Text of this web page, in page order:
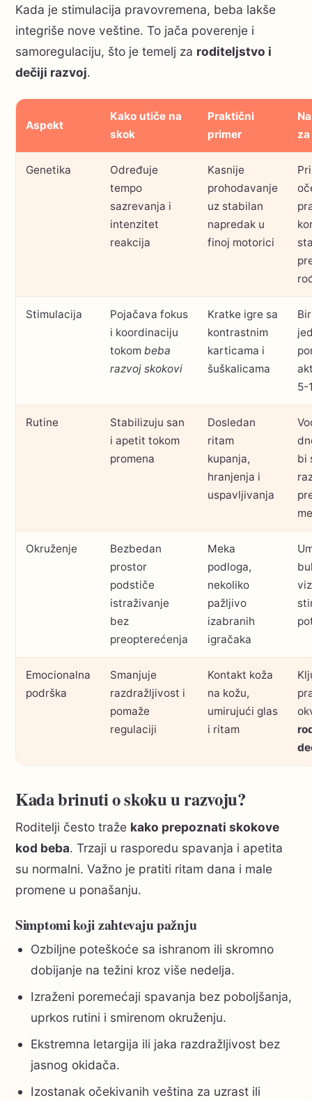
Kada je stimulacija pravovremena, beba lakše
integriše nove veštine. To jača poverenje i
samoregulaciju, što je temelj za roditeljstvo i
dečiji razvoj.
Aspekt
Kako utiče na
skok
Praktični
primer
Genetika
Određuje
tempo
sazrevanja i
intenzitet
reakcija
Kasnije
prohodavanje
uz stabilan
napredak u
finoj motorici
Stimulacija
Pojačava fokus
i koordinaciju
tokom beba
razvoj skokovi
Kratke igre sa
kontrastnim
karticama i
šuškalicama
5-
Rutine
Stabilizuju san
i apetit tokom
promena
Dosledan
ritam
kupanja,
hranjenja i
uspavljivanja
bi
Okruženje
Bezbedan
prostor
podstiče
istraživanje
bez
preopterećenja
Meka
podloga,
nekoliko
pažljivo
izabranih
igračaka
Emocionalna
podrška
Smanjuje
razdražljivost i
pomaže
regulaciji
Kontakt koža
na kožu,
umirujući glas
i ritam
Kada brinuti o skoku u razvoju?
Roditelji često traže kako prepoznati skokove
kod beba. Trzaji u rasporedu spavanja i apetita
su normalni. Važno je pratiti ritam dana i male
promene u ponašanju.
Simptomi koji zahtevaju pažnju
Ozbiljne poteškoće sa ishranom ili skromno
dobijanje na težini kroz više nedelja.
Izraženi poremećaji spavanja bez poboljšanja,
uprkos rutini i smirenom okruženju.
Ekstremna letargija ili jaka razdražljivost bez
jasnog okidača.
Izostanak očekivanih veština za uzrast ili